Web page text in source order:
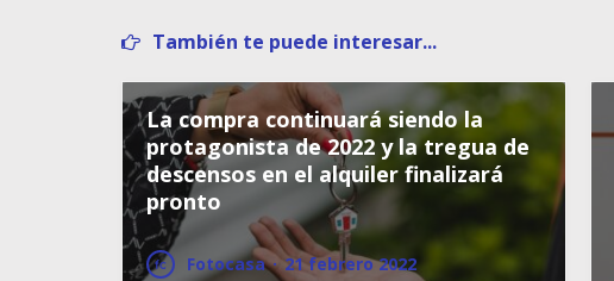
También te puede interesar...
La compra continuará siendo la
protagonista de 2022 y la tregua de
descensos en el alquiler finalizará
pronto
Fotocasa · 21 febrero 2022